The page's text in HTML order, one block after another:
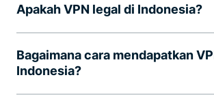
Apakah VPN legal di Indonesia?
Bagaimana cara mendapatkan
Indonesia?